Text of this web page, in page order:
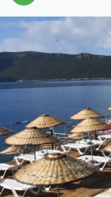
Magazin
Siyaset
Spor
Türkiye